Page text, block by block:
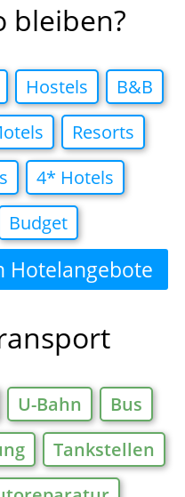
bleiben?
Hostels
B&B
Resorts
4* Hotels
Budget
Hotelangebote
U-Bahn
Bus
Tankstellen